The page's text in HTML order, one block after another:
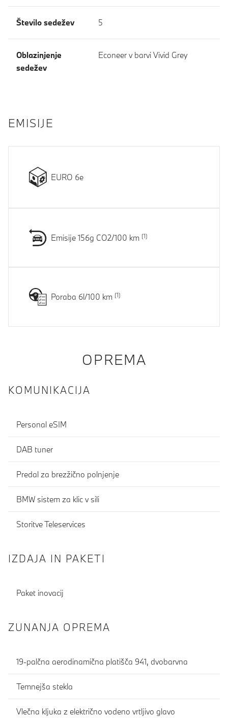
Število sedežev 5
Oblazinjenje
sedežev
Econeer v barvi Vivid Grey
EMISIJE
EURO 6e
Emisije 156g CO2/100 km
Poraba 6l/100 km
OPREMA
KOMUNIKACIJA
Personal eSIM
DAB tuner
Predal za brezžično polnjenje
BMW sistem za klic v sili
Storitve Teleservices
IZDAJA IN PAKETI
Paket inovacij
ZUNANJA OPREMA
19-palčna aerodinamična platišča 941, dvobarvna
Temnejša stekla
Vlečna kljuka z električno vodeno vrtljivo glavo